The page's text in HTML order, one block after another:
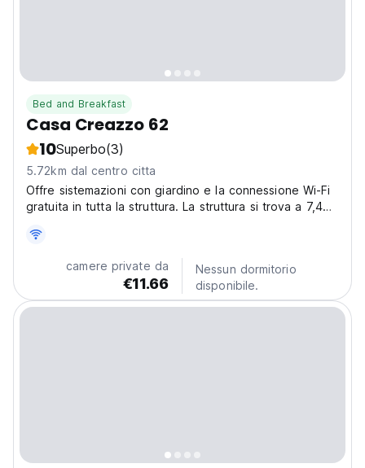
Bed and Breakfast
Casa Creazzo 62
10Superbo(3)
5.72km dal centro citta
Offre sistemazioni con giardino e la connessione Wi-Fi
gratuita in tutta la struttura. La struttura si trova a 7,4
Angel Arango.
camere private da
€11.66
Nessun dormitorio
disponibile.